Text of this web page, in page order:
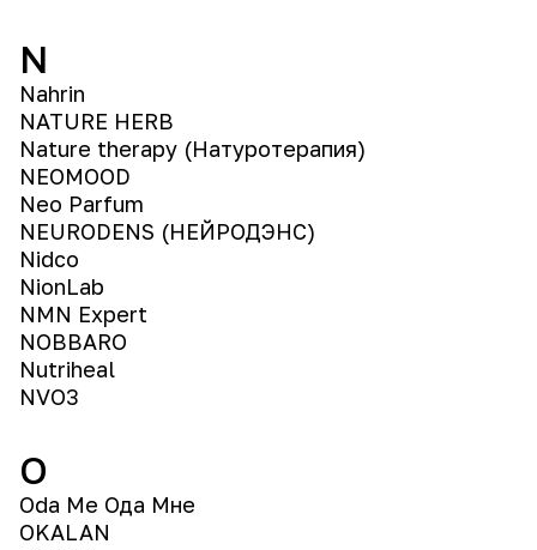
N
Nahrin
NATURE HERB
Nature therapy (Натуротерапия)
NEOMOOD
Neo Parfum
NEURODENS (НЕЙРОДЭНС)
Nidco
NionLab
NMN Expert
NOBBARO
Nutriheal
NVO3
O
Oda Me Ода Мне
OKALAN